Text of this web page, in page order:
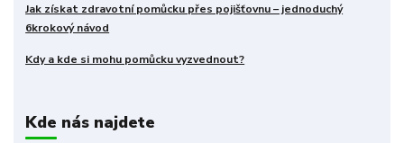
Jak získat zdravotní pomůcku přes pojišťovnu – jednoduchý
6krokový návod
Kdy a kde si mohu pomůcku vyzvednout?
Kde nás najdete